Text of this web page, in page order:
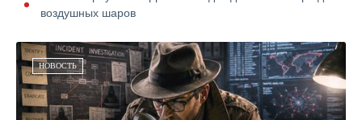
воздушных шаров
НОВОСТЬ